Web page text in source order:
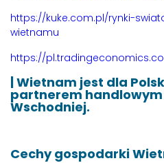
https://kuke.com.pl/rynki-
wietnamu
https://
| Wietnam jest dla
partnerem handlowym
Wschodniej.
Cechy gospodarki